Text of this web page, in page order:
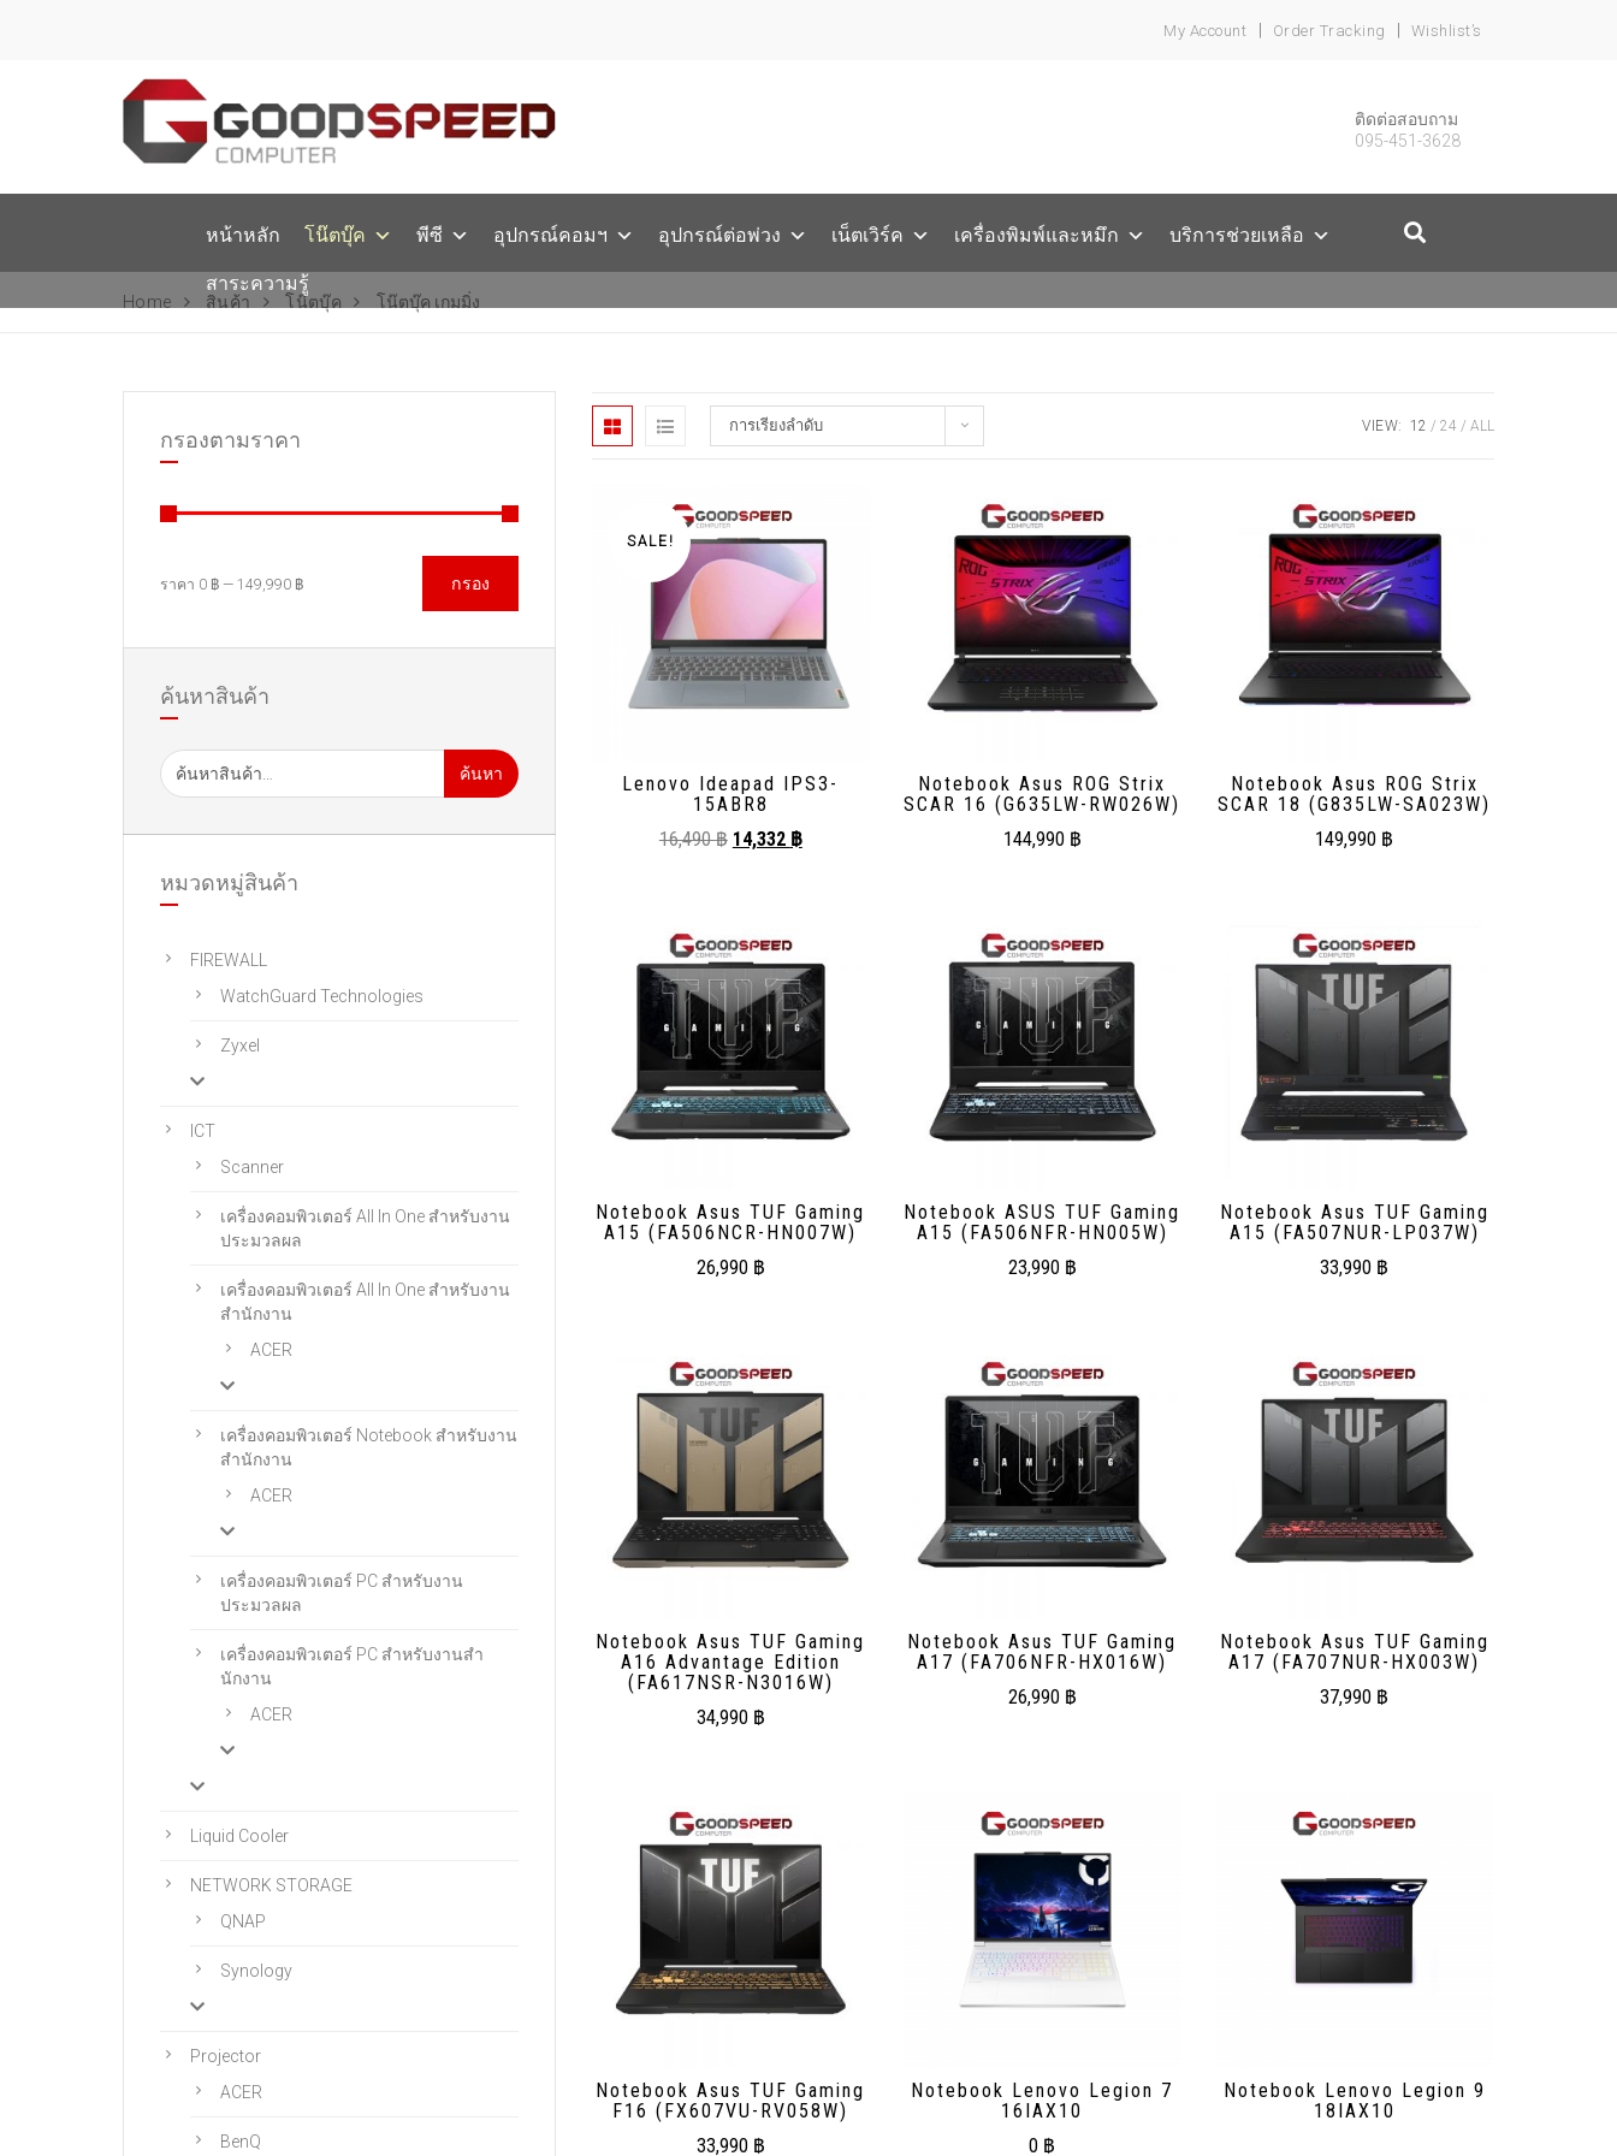
My Account Order Tracking Wishlist’s
ติดต่อสอบถาม
095-451-3628
หน้าหลัก โน๊ตบุ๊ค พีซี อุปกรณ์คอมฯ อุปกรณ์ต่อพ่วง เน็ตเวิร์ค เครื่องพิมพ์และหมึก บริการช่วยเหลือ
สาระความรู้
Home สินค้า โน๊ตบุ๊ค โน๊ตบุ๊ค เกมมิ่ง
การเรียงลำดับ VIEW: 12 24 ALL
SALE!
Lenovo Ideapad IPS3-
15ABR8
16,490฿ 14,332 ฿
Notebook Asus ROG Strix
SCAR 16 (G635LW-RW026W)
144,990 ฿
Notebook Asus ROG Strix
SCAR 18 (G835LW-SA023W)
149,990 ฿
Notebook Asus TUF Gaming
A15 (FA506NCR-HN007W)
26,990 ฿
Notebook ASUS TUF Gaming
A15 (FA506NFR-HN005W)
23,990 ฿
Notebook Asus TUF Gaming
A15 (FA507NUR-LP037W)
33,990 ฿
Notebook Asus TUF Gaming
A16 Advantage Edition
(FA617NSR-N3016W)
34,990 ฿
Notebook Asus TUF Gaming
A17 (FA706NFR-HX016W)
26,990 ฿
Notebook Asus TUF Gaming
A17 (FA707NUR-HX003W)
37,990 ฿
Notebook Asus TUF Gaming
F16 (FX607VU-RV058W)
33,990 ฿
Notebook Lenovo Legion 7
16IAX10
0 ฿
Notebook Lenovo Legion 9
18IAX10
กรองตามราคา
กรอง
ราคา 0 ฿ — 149,990 ฿
ค้นหาสินค้า
ค้นหา
หมวดหมู่สินค้า
FIREWALL
WatchGuard Technologies
Zyxel
ICT
Scanner
เครื่องคอมพิวเตอร์ All In One สําหรับงาน
ประมวลผล
เครื่องคอมพิวเตอร์ All In One สําหรับงาน
สํานักงาน
ACER
เครื่องคอมพิวเตอร์ Notebook สําหรับงาน
สํานักงาน
ACER
เครื่องคอมพิวเตอร์ PC สำหรับงาน
ประมวลผล
เครื่องคอมพิวเตอร์ PC สําหรับงานสํา
นักงาน
ACER
Liquid Cooler
NETWORK STORAGE
QNAP
Synology
Projector
ACER
BenQ